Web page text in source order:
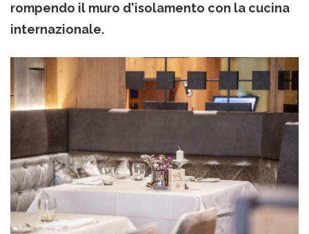
rompendo il muro d'isolamento con la cucina
internazionale.